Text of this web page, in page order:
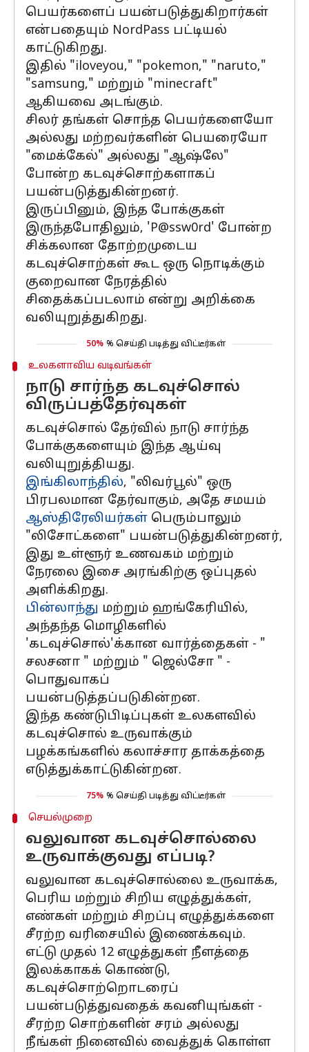
பெயர்களைப் பயன்படுத்துகிறார்கள்
என்பதையும் NordPass பட்டியல்
காட்டுகிறது.
இதில் "iloveyou," "pokemon," "naruto,"
"samsung," மற்றும் "minecraft"
ஆகியவை அடங்கும்.
சிலர் தங்கள் சொந்த பெயர்களையோ
அல்லது மற்றவர்களின் பெயரையோ
"மைக்கேல்" அல்லது "ஆஷ்லே"
போன்ற கடவுச்சொற்களாகப்
பயன்படுத்துகின்றனர்.
இருப்பினும், இந்த போக்குகள்
இருந்தபோதிலும், 'P@ssw0rd' போன்ற
சிக்கலான தோற்றமுடைய
கடவுச்சொற்கள் கூட ஒரு நொடிக்கும்
குறைவான நேரத்தில்
சிதைக்கப்படலாம் என்று அறிக்கை
வலியுறுத்துகிறது.
50% % செய்தி படித்து விட்டீர்கள்
உலகளாவிய வடிவங்கள்
நாடு சார்ந்த கடவுச்சொல்
விருப்பத்தேர்வுகள்
கடவுச்சொல் தேர்வில் நாடு சார்ந்த
போக்குகளையும் இந்த ஆய்வு
வலியுறுத்தியது.
இங்கிலாந்தில், "லிவர்பூல்" ஒரு
பிரபலமான தேர்வாகும், அதே சமயம்
ஆஸ்திரேலியர்கள் பெரும்பாலும்
"லிசோட்களை" பயன்படுத்துகின்றனர்,
இது உள்ளூர் உணவகம் மற்றும்
நேரலை இசை அரங்கிற்கு ஒப்புதல்
அளிக்கிறது.
பின்லாந்து மற்றும் ஹங்கேரியில்,
அந்தந்த மொழிகளில்
'கடவுச்சொல்'க்கான வார்த்தைகள் - "
சலசனா " மற்றும் " ஜெல்சோ " -
பொதுவாகப்
பயன்படுத்தப்படுகின்றன.
இந்த கண்டுபிடிப்புகள் உலகளவில்
கடவுச்சொல் உருவாக்கும்
பழக்கங்களில் கலாச்சார தாக்கத்தை
எடுத்துக்காட்டுகின்றன.
75% % செய்தி படித்து விட்டீர்கள்
செயல்முறை
வலுவான கடவுச்சொல்லை
உருவாக்குவது எப்படி?
வலுவான கடவுச்சொல்லை உருவாக்க,
பெரிய மற்றும் சிறிய எழுத்துக்கள்,
எண்கள் மற்றும் சிறப்பு எழுத்துக்களை
சீரற்ற வரிசையில் இணைக்கவும்.
எட்டு முதல் 12 எழுத்துகள் நீளத்தை
இலக்காகக் கொண்டு,
கடவுச்சொற்றொடரைப்
பயன்படுத்துவதைக் கவனியுங்கள் -
சீரற்ற சொற்களின் சரம் அல்லது
நீங்கள் நினைவில் வைத்துக் கொள்ள